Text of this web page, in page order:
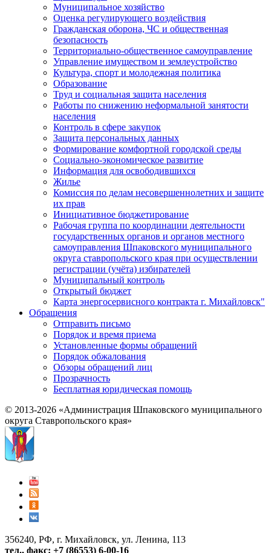
Муниципальное хозяйство
Оценка регулирующего воздействия
Гражданская оборона, ЧС и общественная
безопасность
Территориально-общественное самоуправление
Управление имуществом и землеустройство
Культура, спорт и молодежная политика
Образование
Труд и социальная защита населения
Работы по снижению неформальной занятости
населения
Контроль в сфере закупок
Защита персональных данных
Формирование комфортной городской среды
Социально-экономическое развитие
Информация для освободившихся
Жилье
Комиссия по делам несовершеннолетних и защите
их прав
Инициативное бюджетирование
Рабочая группа по координации деятельности
государственных органов и органов местного
самоуправления Шпаковского муниципального
округа ставропольского края при осуществлении
регистрации (учёта) избирателей
Муниципальный контроль
Открытый бюджет
Карта энергосервисного контракта г. Михайловск"
Обращения
Отправить письмо
Порядок и время приема
Установленные формы обращений
Порядок обжалования
Обзоры обращений лиц
Прозрачность
Бесплатная юридическая помощь
© 2013-2026 «Администрация Шпаковского муниципального
округа Ставропольского края»
356240, РФ, г. Михайловск, ул. Ленина, 113
тел., факс: +7 (86553) 6-00-16